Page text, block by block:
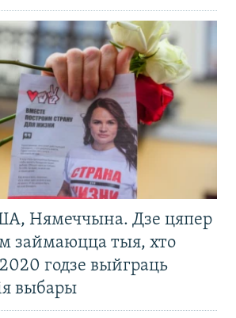
Нямеччына. Дзе цяпер
займаюцца тыя, хто
годзе выйграць
выбары